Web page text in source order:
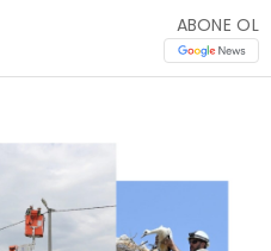
ABONE OL